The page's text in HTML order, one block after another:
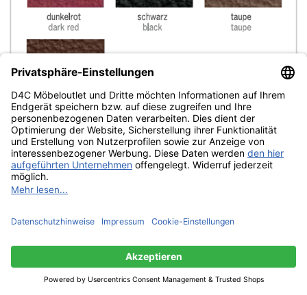
Diese Website benutzt Cookies, die für den technischen Betrieb
der Website erforderlich sind und stets gesetzt werden.
Andere Cookies, die den Komfort bei Benutzung dieser Website
erhöhen, der Direktwerbung dienen oder die Interaktion mit
sollen, werden nur mit Ihrer Zustimmung gesetzt.
Ablehnen Alle akzeptieren Konfigurieren